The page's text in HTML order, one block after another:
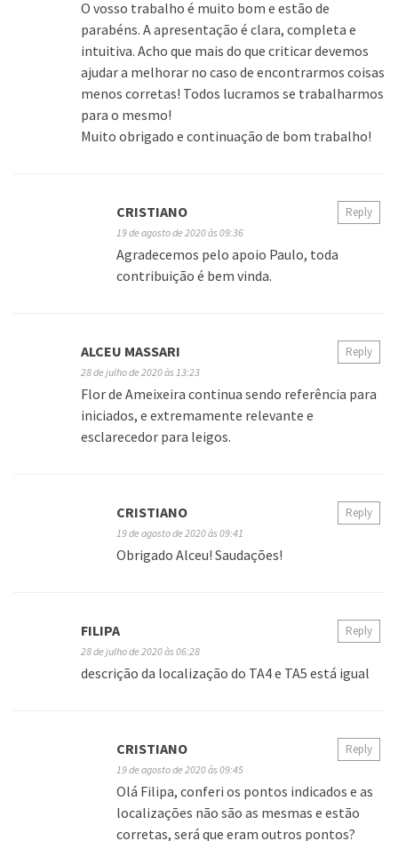
O vosso trabalho é muito bom e estão de
parabéns. A apresentação é clara, completa e
intuitiva. Acho que mais do que criticar devemos
ajudar a melhorar no caso de encontrarmos coisas
menos corretas! Todos lucramos se trabalharmos
para o mesmo!
Muito obrigado e continuação de bom trabalho!
CRISTIANO
19 de agosto de 2020 às 09:36
Agradecemos pelo apoio Paulo, toda
contribuição é bem vinda.
Reply
ALCEU MASSARI
28 de julho de 2020 às 13:23
Flor de Ameixeira continua sendo referência para
iniciados, e extremamente relevante e
esclarecedor para leigos.
Reply
CRISTIANO
19 de agosto de 2020 às 09:41
Obrigado Alceu! Saudações!
Reply
FILIPA
28 de julho de 2020 às 06:28
descrição da localização do TA4 e TA5 está igual
Reply
CRISTIANO
19 de agosto de 2020 às 09:45
Olá Filipa, conferi os pontos indicados e as
localizações não são as mesmas e estão
corretas, será que eram outros pontos?
Reply